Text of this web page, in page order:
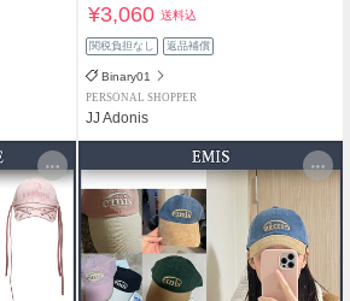
¥3,060送料込
関税負担なし 返品補償
Binary01
PERSONAL SHOPPER
JJ Adonis